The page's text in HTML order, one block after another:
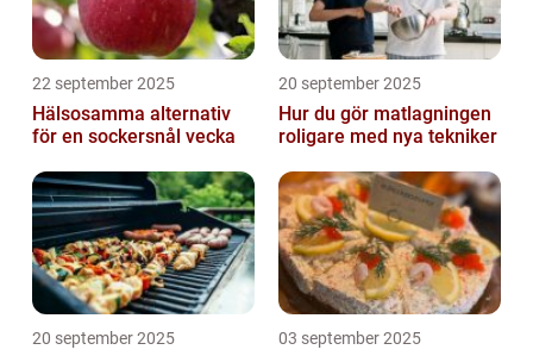
22 september 2025
Hälsosamma alternativ
för en sockersnål vecka
20 september 2025
Hur du gör matlagningen
roligare med nya tekniker
20 september 2025 03 september 2025